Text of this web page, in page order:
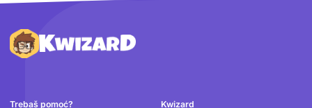
Podnožje
Trebaš pomoć? Kwizard